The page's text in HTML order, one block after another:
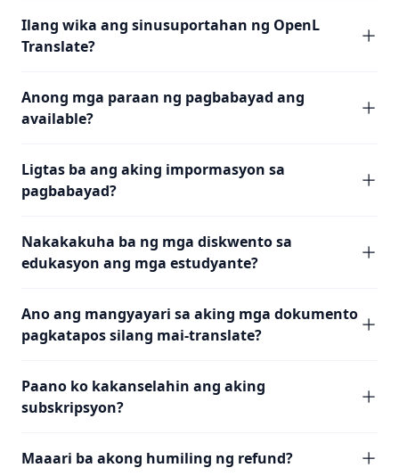
Ilang wika ang sinusuportahan ng OpenL
Translate?
Anong mga paraan ng pagbabayad ang
available?
Ligtas ba ang aking impormasyon sa
pagbabayad?
Nakakakuha ba ng mga diskwento sa
edukasyon ang mga estudyante?
Ano ang mangyayari sa aking mga dokumento
pagkatapos silang mai-translate?
Paano ko kakanselahin ang aking
subskripsyon?
Maaari ba akong humiling ng refund?